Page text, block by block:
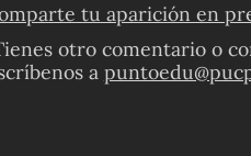
tu aparición en
otro comentario o
a